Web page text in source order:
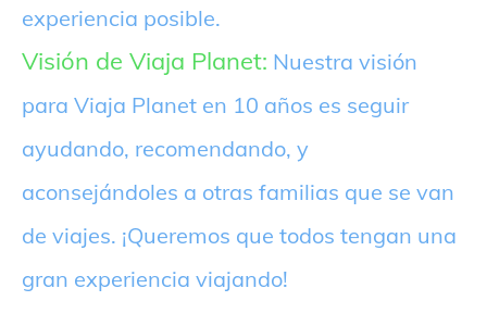
experiencia posible.
Visión de Viaja Planet: Nuestra visión
para Viaja Planet en 10 años es seguir
ayudando, recomendando, y
aconsejándoles a otras familias que se van
de viajes. ¡Queremos que todos tengan una
gran experiencia viajando!